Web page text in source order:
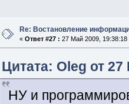
Re: Востановление
« Ответ #27 : 27 Май 2009, 19:38:18
Цитата: Oleg от
НУ и